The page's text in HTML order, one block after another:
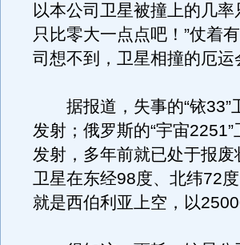
以本公司卫星被撞上的几
只比零大一点点吧！”仗着
司想不到，卫星相撞的厄
据报道，失事的“铱33”
发射；俄罗斯的“宇宙
发射，多年前就已处于报
卫星在东经98度、北纬72
就是西伯利亚上空，以